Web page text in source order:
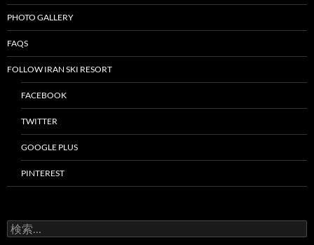
PHOTO GALLERY
FAQS
FOLLOW IRAN SKI RESORT
FACEBOOK
TWITTER
GOOGLE PLUS
PINTEREST
検
索: